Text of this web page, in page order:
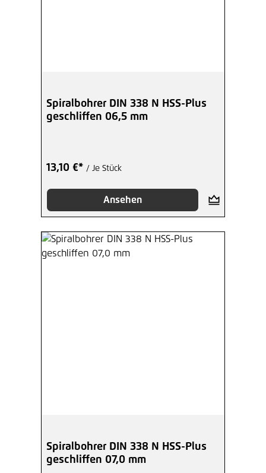
Spiralbohrer DIN 338 N HSS-Plus
geschliffen 06,5 mm
13,10 €* / Je Stück
Ansehen
Spiralbohrer DIN 338 N HSS-Plus
geschliffen 07,0 mm